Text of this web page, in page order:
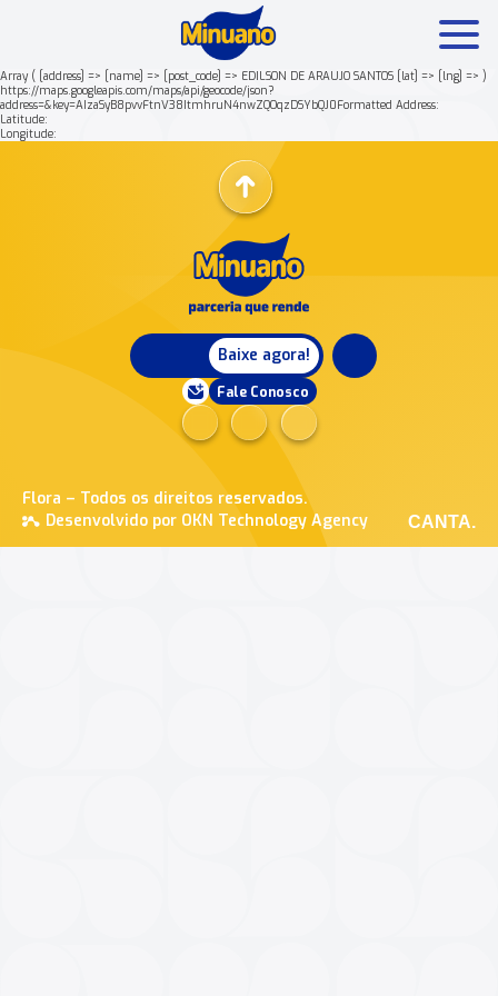
Array ( [address] => [name] => [post_code] => EDILSON DE ARAUJO SANTOS [lat] => [lng] => )
https://maps.googleapis.com/maps/api/geocode/json?
address=&key=AIzaSyB8pvvFtnV38ItmhruN4nwZQOqzDSYbQJ0Formatted Address:
Latitude:
Longitude:
Baixe agora!
Fale Conosco
Flora – Todos os direitos reservados.
Desenvolvido por OKN Technology Agency
CANTA.
Mais buscados: Produtos Minuano Rende +